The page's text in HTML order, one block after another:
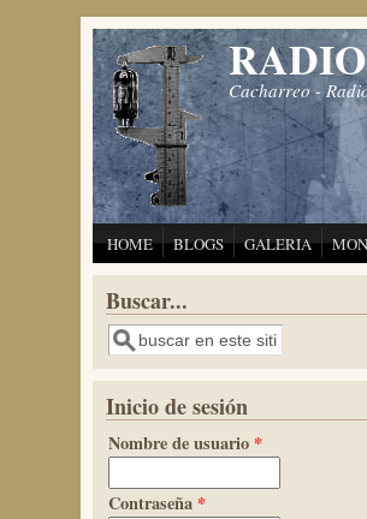
Pasar al contenido principal
Cacharreo -
HOME BLOGS GALERIA
Buscar...
Buscar
Inicio de sesión
Nombre de usuario *
Contraseña *